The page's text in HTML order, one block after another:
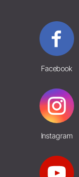
Facebook
Instagram